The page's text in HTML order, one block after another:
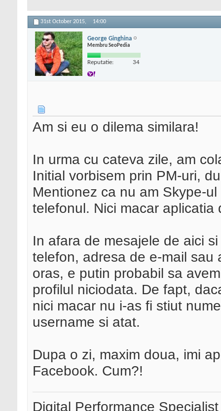
31st October 2015, 14:00
George Ginghina
Membru SeoPedia
Reputatie: 34
Am si eu o dilema similara!
In urma cu cateva zile, am
Initial vorbisem prin PM-uri,
Mentionez ca nu am Skype-
telefonul. Nici macar
In afara de mesajele de aici
telefon, adresa de e-mail sau
oras, e putin probabil sa
profilul niciodata. De fapt,
nici macar nu i-as fi stiut
username si atat.
Dupa o zi, maxim doua, imi
Facebook. Cum?!
Digital Performance